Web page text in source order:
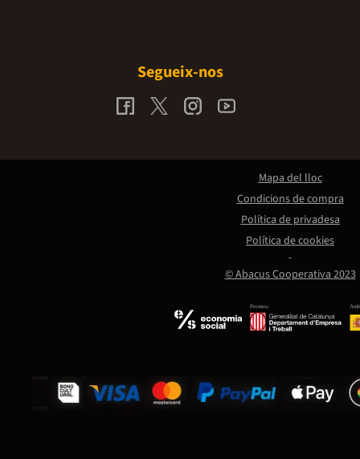
Segueix-nos
Promou:
© Abacus Cooperativa 2023
Mapa del lloc
Condicions de compra
Política de privadesa
Política de cookies